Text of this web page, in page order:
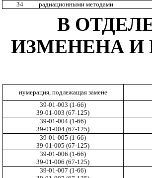
34
радиационными методами
В
ИЗМЕНЕНА И
нумерация, подлежащая замене
39-01-003 (1-66)
39-01-003 (67-125)
39-01-004 (1-66)
39-01-004 (67-125)
39-01-005 (1-66)
39-01-005 (67-125)
39-01-006 (1-66)
39-01-006 (67-125)
39-01-007 (1-66)